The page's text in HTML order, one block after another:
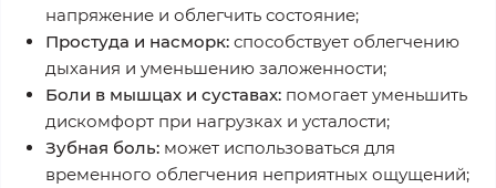
напряжение и облегчить состояние;
Простуда и насморк: способствует облегчению
дыхания и уменьшению заложенности;
Боли в мышцах и суставах: помогает уменьшить
дискомфорт при нагрузках и усталости;
Зубная боль: может использоваться для
временного облегчения неприятных ощущений;